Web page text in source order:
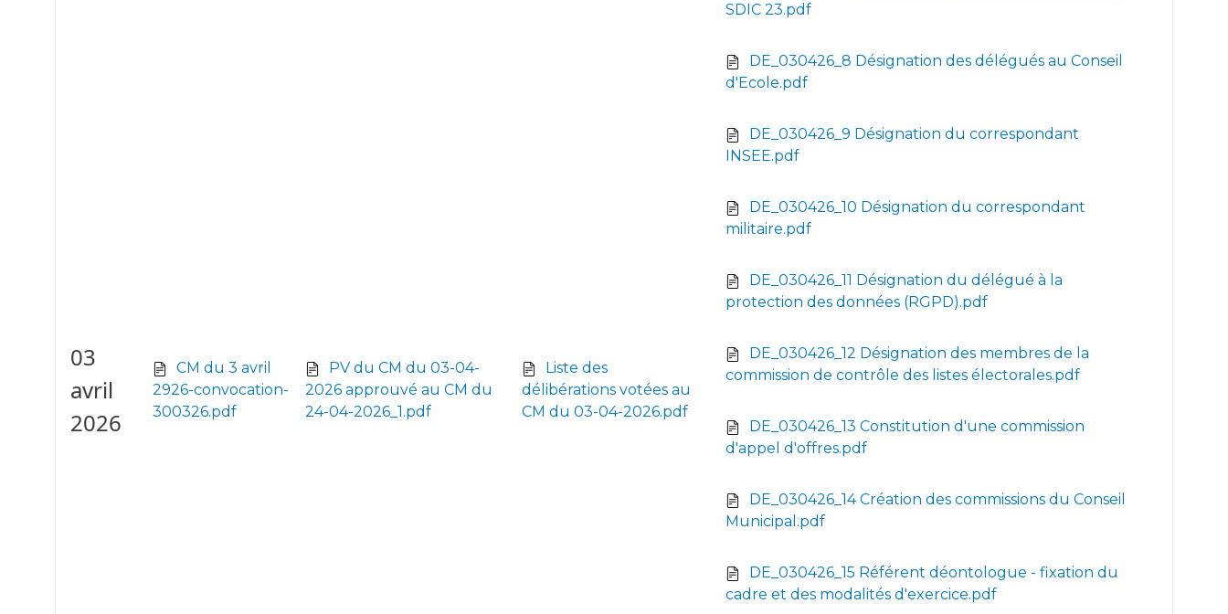
03
avril
2026
CM du 3 avril
2926-convocation-
300326.pdf
PV du CM du 03-04-
2026 approuvé au CM du
24-04-2026_1.pdf
Liste des
délibérations votées au
CM du 03-04-2026.pdf
SDIC 23.pdf
DE_030426_8 Désignation des délégués au Conseil
d'Ecole.pdf
DE_030426_9 Désignation du correspondant
INSEE.pdf
DE_030426_10 Désignation du correspondant
militaire.pdf
DE_030426_11 Désignation du délégué à la
protection des données (RGPD).pdf
DE_030426_12 Désignation des membres de la
commission de contrôle des listes électorales.pdf
DE_030426_13 Constitution d'une commission
d'appel d'offres.pdf
DE_030426_14 Création des commissions du Conseil
Municipal.pdf
DE_030426_15 Référent déontologue - fixation du
cadre et des modalités d'exercice.pdf